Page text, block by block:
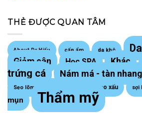
THẺ ĐƯỢC QUAN TÂM
About Dr Hiếu cấp ẩm da khô
Giảm cân Học SPA Khác
trứng cá
Nám má - tàn nhang
Sẹo lõm trứng cá Sẹo lồi - sẹo xấu sợi
mụn
Thẩm mỹ